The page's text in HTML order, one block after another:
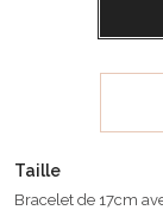
Taille
Bracelet de 17cm